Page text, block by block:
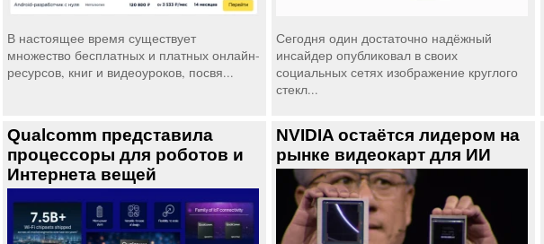
В настоящее время существует
множество бесплатных и платных онлайн-
ресурсов, книг и видеоуроков, посвя...
Сегодня один достаточно надёжный
инсайдер опубликовал в своих
социальных сетях изображение круглого
стекл...
Qualcomm представила
процессоры для роботов и
Интернета вещей
NVIDIA остаётся лидером на
рынке видеокарт для ИИ